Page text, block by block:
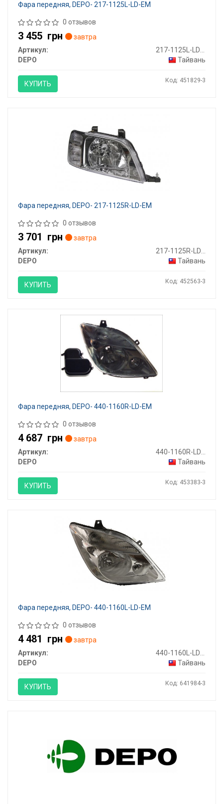
Фара передняя, DEPO- 217-1125L-LD-EM
0 отзывов
3 455 грн
завтра
Артикул:
217-1125L-LD-EM
DEPO
Тайвань
КУПИТЬ Код: 451829-3
Фара передняя, DEPO- 217-1125R-LD-EM
0 отзывов
3 701 грн
завтра
Артикул:
217-1125R-LD-EM
DEPO
Тайвань
КУПИТЬ Код: 452563-3
Фара передняя, DEPO- 440-1160R-LD-EM
0 отзывов
4 687 грн
завтра
Артикул:
440-1160R-LD-EM
DEPO
Тайвань
КУПИТЬ Код: 453383-3
Фара передняя, DEPO- 440-1160L-LD-EM
0 отзывов
4 481 грн
завтра
Артикул:
440-1160L-LD-EM
DEPO
Тайвань
КУПИТЬ Код: 641984-3